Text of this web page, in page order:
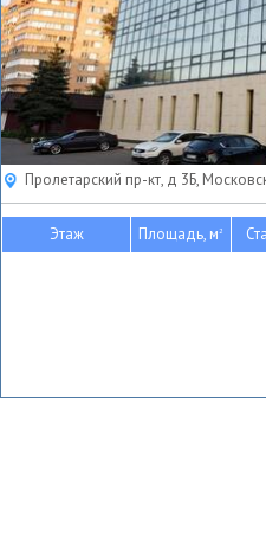
Пролетарский пр-кт, д 3Б,
Этаж Площадь, м2